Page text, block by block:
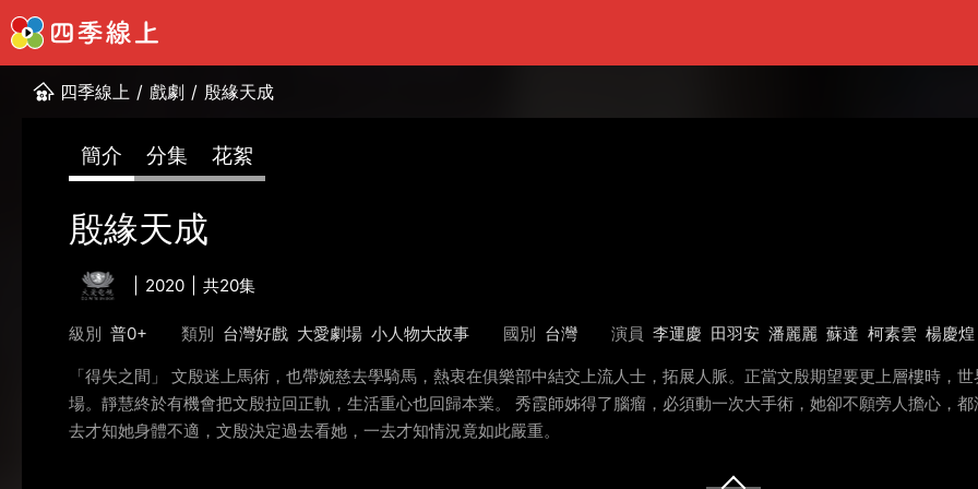
四季線上 / 戲劇 / 殷緣天成
簡介 分集 花絮
殷緣天成
2020 共20集
級別 普0+ 類別 台灣好戲 大愛劇場 小人物大故事 國別 台灣 演員 李運慶 田羽安 潘麗麗 蘇達 柯素雲 楊慶煌
「得失之間」 文殷迷上馬術，也帶婉慈去學騎馬，熱衷在俱樂部中結交上流人士，拓展人脈。正當文殷期望要更上層樓時，
場。靜慧終於有機會把文殷拉回正軌，生活重心也回歸本業。 秀霞師姊得了腦瘤，必須動一次大手術，她卻不願旁人擔心，
去才知她身體不適，文殷決定過去看她，一去才知情況竟如此嚴重。